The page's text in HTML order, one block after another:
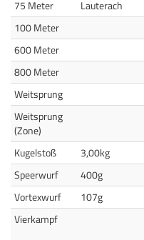
75 Meter
Lauterach
100 Meter
600 Meter
800 Meter
Weitsprung
Weitsprung
(Zone)
Kugelstoß 3,00kg
Speerwurf
400g
Vortexwurf
107g
Vierkampf